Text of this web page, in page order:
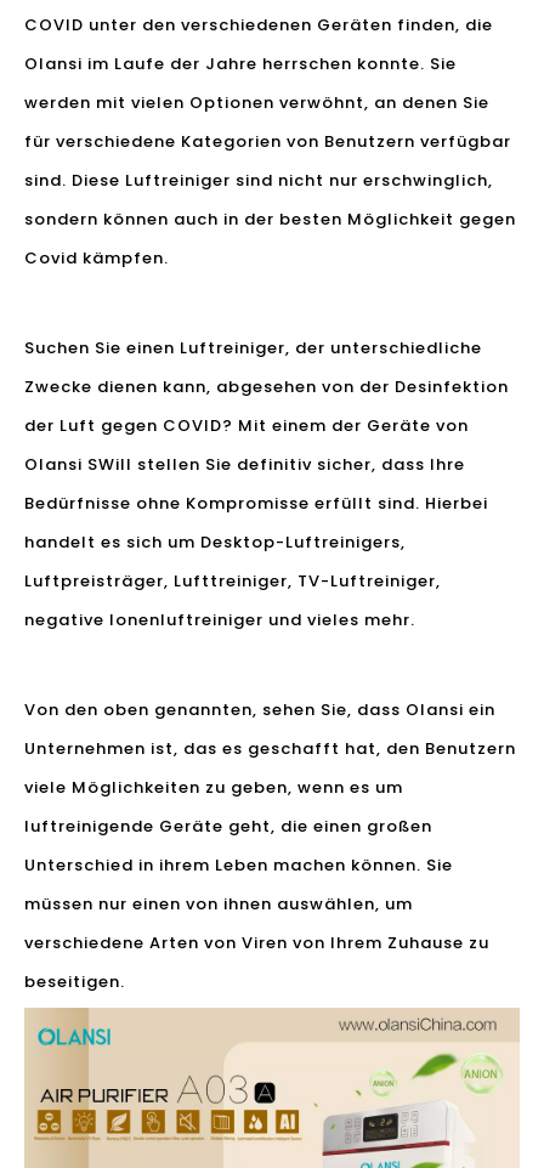
COVID unter den verschiedenen Geräten finden, die
Olansi im Laufe der Jahre herrschen konnte. Sie
werden mit vielen Optionen verwöhnt, an denen Sie
für verschiedene Kategorien von Benutzern verfügbar
sind. Diese Luftreiniger sind nicht nur erschwinglich,
sondern können auch in der besten Möglichkeit gegen
Covid kämpfen.
Suchen Sie einen Luftreiniger, der unterschiedliche
Zwecke dienen kann, abgesehen von der Desinfektion
der Luft gegen COVID? Mit einem der Geräte von
Olansi SWill stellen Sie definitiv sicher, dass Ihre
Bedürfnisse ohne Kompromisse erfüllt sind. Hierbei
handelt es sich um Desktop-Luftreinigers,
Luftpreisträger, Lufttreiniger, TV-Luftreiniger,
negative Ionenluftreiniger und vieles mehr.
Von den oben genannten, sehen Sie, dass Olansi ein
Unternehmen ist, das es geschafft hat, den Benutzern
viele Möglichkeiten zu geben, wenn es um
luftreinigende Geräte geht, die einen großen
Unterschied in ihrem Leben machen können. Sie
müssen nur einen von ihnen auswählen, um
verschiedene Arten von Viren von Ihrem Zuhause zu
beseitigen.